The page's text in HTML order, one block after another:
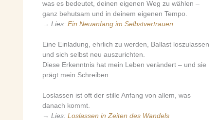
was es bedeutet, deinen eigenen Weg zu wählen –
ganz behutsam und in deinem eigenen Tempo.
→Lies:Ein Neuanfang im Selbstvertrauen
Eine Einladung, ehrlich zu werden, Ballast loszulassen
und sich selbst neu auszurichten.
Diese Erkenntnis hat mein Leben verändert – und sie
prägt mein Schreiben.
Loslassen ist oft der stille Anfang von allem, was
danach kommt.
→Lies: Loslassen in Zeiten des Wandels